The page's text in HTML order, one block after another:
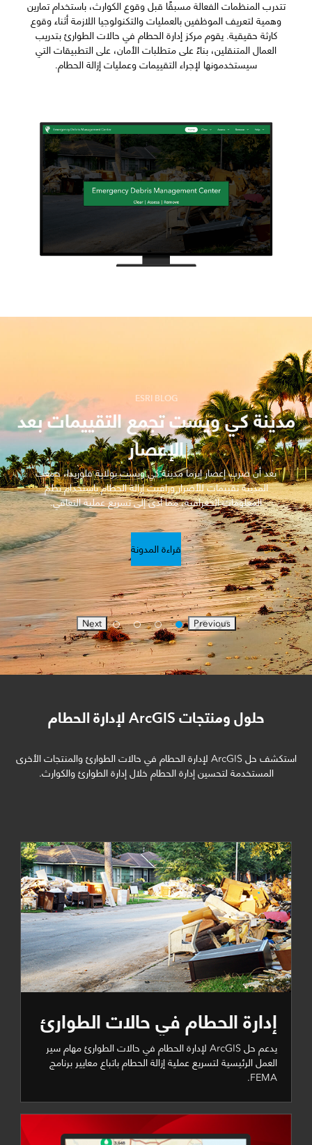
تتدرب المنظمات الفعالة مسبقًا قبل وقوع الكوارث، باستخدام تمارين
وهمية لتعريف الموظفين بالعمليات والتكنولوجيا اللازمة أثناء وقوع
كارثة حقيقية. يقوم مركز إدارة الحطام في حالات الطوارئ بتدريب
العمال المتنقلين، بناءً على متطلبات الأمان، على التطبيقات التي
سيستخدمونها لإجراء التقييمات وعمليات إزالة الحطام.
ESRI BLOG
مدينة كي ويست تجمع التقييمات بعد
الإعصار
بعد أن ضرب إعصار إيرما مدينة كي ويست بولاية فلوريدا، جمعت
المدينة تقييمات للأضرار وراقبت إزالة الحطام باستخدام نظم
المعلومات الجغرافية، مما أدى إلى تسريع عملية التعافي.
قراءة المدونة
Previous
Next
حلول ومنتجات ArcGIS لإدارة الحطام
استكشف حل ArcGIS لإدارة الحطام في حالات الطوارئ والمنتجات الأخرى
المستخدمة لتحسين إدارة الحطام خلال إدارة الطوارئ والكوارث.
إدارة الحطام في حالات الطوارئ
يدعم حل ArcGIS لإدارة الحطام في حالات الطوارئ مهام سير
العمل الرئيسية لتسريع عملية إزالة الحطام باتباع معايير برنامج
FEMA.